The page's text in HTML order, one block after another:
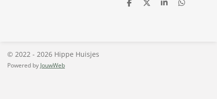
D
D
S
D
© 2022 - 2026 Hippe Huisjes
Powered by JouwWeb